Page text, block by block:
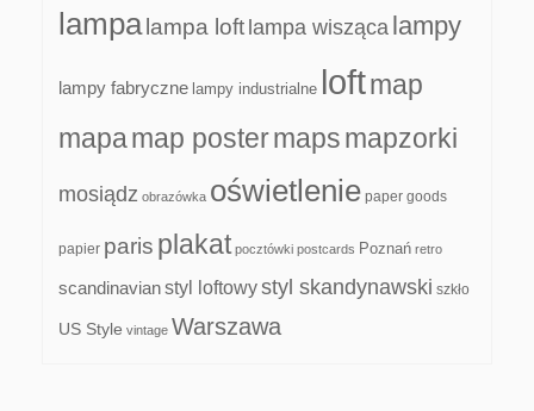
lampa lampa loft lampa wisząca lampy
lampy fabryczne lampy industrialne loftmap
mapamap postermapsmapzorki
mosiądz obrazówka oświetlenie paper goods
papier paris plakat pocztówki postcards Poznań retro
scandinavianstyl loftowystyl skandynawski szkło
US Style vintage Warszawa